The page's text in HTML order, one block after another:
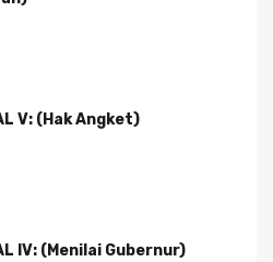
V: (Hak Angket)
IV: (Menilai Gubernur)